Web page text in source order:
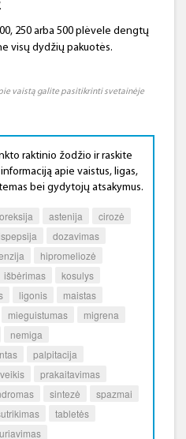
250 arba 500 plėvele dengtų
visų dydžių pakuotės.
vaistą galite pasitikrinti svetainėje
raktinio žodžio ir raskite
apie vaistus, ligas,
bei gydytojų atsakymus.
astenija
cirozė
dozavimas
hipromeliozė
išbėrimas
kosulys
ligonis
maistas
mieguistumas
migrena
nemiga
palpitacija
prakaitavimas
sintezė
spazmai
tabletės